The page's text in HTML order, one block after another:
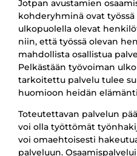
Jotpan avustamien
kohderyhminä ovat
ulkopuolella olevat
niin, että työssä olevan
mahdollista osallistua
Pelkästään työvoiman
tarkoitettu palvelu tulee
huomioon heidän
Toteutettavan palvelun
voi olla työttömät
voi omaehtoisesti
palveluun.